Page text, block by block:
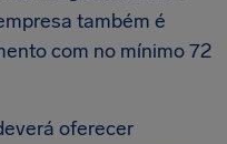
também é
com no mínimo 72
oferecer